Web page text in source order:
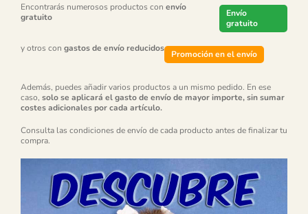
Encontrarás numerosos productos con envío
gratuito
Envío
gratuito
y otros con gastos de envío reducidos
Promoción en el envío
Además, puedes añadir varios productos a un mismo pedido. En ese
caso, solo se aplicará el gasto de envío de mayor importe, sin sumar
costes adicionales por cada artículo.
Consulta las condiciones de envío de cada producto antes de finalizar tu
compra.